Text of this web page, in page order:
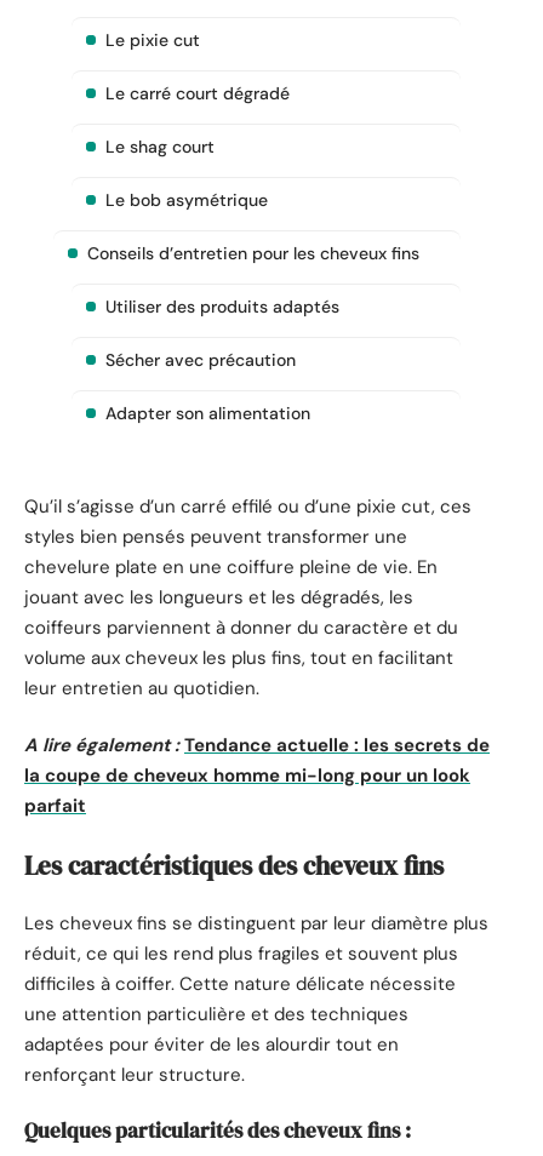
Le pixie cut
Le carré court dégradé
Le shag court
Le bob asymétrique
Conseils d’entretien pour les cheveux fins
Utiliser des produits adaptés
Sécher avec précaution
Adapter son alimentation
Qu’il s’agisse d’un carré effilé ou d’une pixie cut, ces
styles bien pensés peuvent transformer une
chevelure plate en une coiffure pleine de vie. En
jouant avec les longueurs et les dégradés, les
coiffeurs parviennent à donner du caractère et du
volume aux cheveux les plus fins, tout en facilitant
leur entretien au quotidien.
A lire également : Tendance actuelle : les secrets de
la coupe de cheveux homme mi-long pour un look
parfait
Les caractéristiques des cheveux fins
Les cheveux fins se distinguent par leur diamètre plus
réduit, ce qui les rend plus fragiles et souvent plus
difficiles à coiffer. Cette nature délicate nécessite
une attention particulière et des techniques
adaptées pour éviter de les alourdir tout en
renforçant leur structure.
Quelques particularités des cheveux fins :